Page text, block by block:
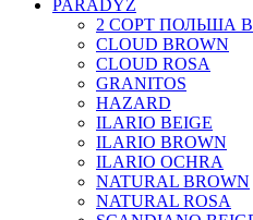
PARADYZ
2 СОРТ ПОЛЬША
CLOUD BROWN
CLOUD ROSA
GRANITOS
HAZARD
ILARIO BEIGE
ILARIO BROWN
ILARIO OCHRA
NATURAL BROWN
NATURAL ROSA